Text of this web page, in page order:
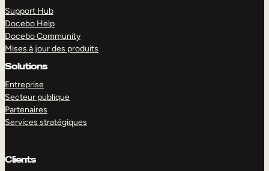
Support Hub
Docebo Help
Docebo Community
Mises à jour des produits
Solutions
Entreprise
Secteur publique
Partenaires
Services stratégiques
Clients